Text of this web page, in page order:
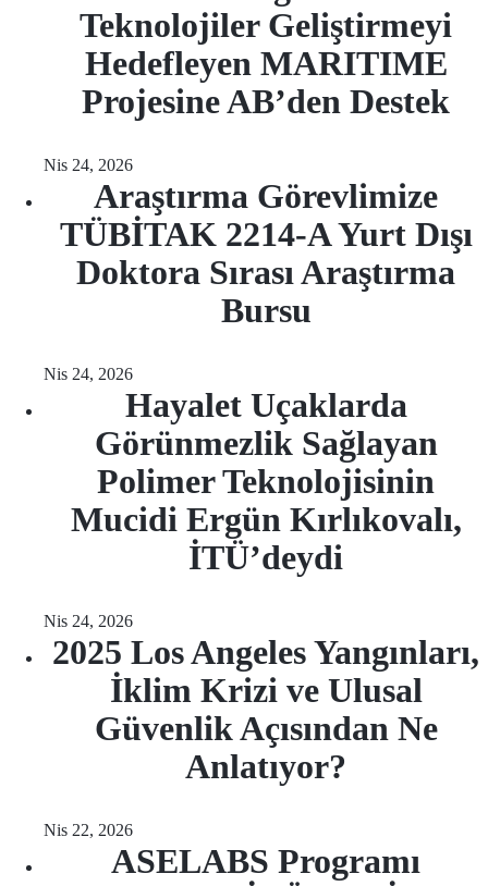
Teknolojiler Geliştirmeyi
Hedefleyen MARITIME
Projesine AB’den Destek
Nis 24, 2026
Araştırma Görevlimize
TÜBİTAK 2214-A Yurt Dışı
Doktora Sırası Araştırma
Bursu
Nis 24, 2026
Hayalet Uçaklarda
Görünmezlik Sağlayan
Polimer Teknolojisinin
Mucidi Ergün Kırlıkovalı,
İTÜ’deydi
Nis 24, 2026
2025 Los Angeles Yangınları,
İklim Krizi ve Ulusal
Güvenlik Açısından Ne
Anlatıyor?
Nis 22, 2026
ASELABS Programı